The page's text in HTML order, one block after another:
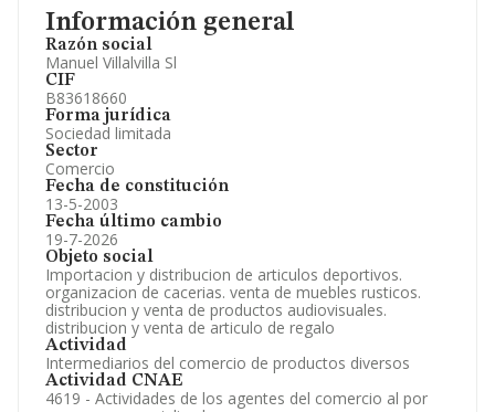
Información general
Razón social
Manuel Villalvilla Sl
CIF
B83618660
Forma jurídica
Sociedad limitada
Sector
Comercio
Fecha de constitución
13-5-2003
Fecha último cambio
19-7-2026
Objeto social
Importacion y distribucion de articulos deportivos.
organizacion de cacerias. venta de muebles rusticos.
distribucion y venta de productos audiovisuales.
distribucion y venta de articulo de regalo
Actividad
Intermediarios del comercio de productos diversos
Actividad CNAE
4619 - Actividades de los agentes del comercio al por
Información oficial y registral complementaria.